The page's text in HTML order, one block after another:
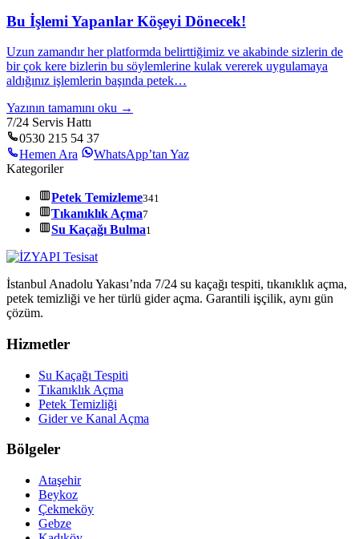
Bu İşlemi Yapanlar Köşeyi Dönecek!
Uzun zamandır her platformda belirttiğimiz ve akabinde sizlerin de
bir çok kere bizlerin bu söylemlerine kulak vererek uygulamaya
aldığınız işlemlerin başında petek…
Yazının tamamını oku →
7/24 Servis Hattı
0530 215 54 37
Hemen Ara
WhatsApp’tan Yaz
Kategoriler
Petek Temizleme341
Tıkanıklık Açma7
Su Kaçağı Bulma1
İstanbul Anadolu Yakası’nda 7/24 su kaçağı tespiti, tıkanıklık açma,
petek temizliği ve her türlü gider açma. Garantili işçilik, aynı gün
çözüm.
Hizmetler
Su Kaçağı Tespiti
Tıkanıklık Açma
Petek Temizliği
Gider ve Kanal Açma
Bölgeler
Ataşehir
Beykoz
Çekmeköy
Gebze